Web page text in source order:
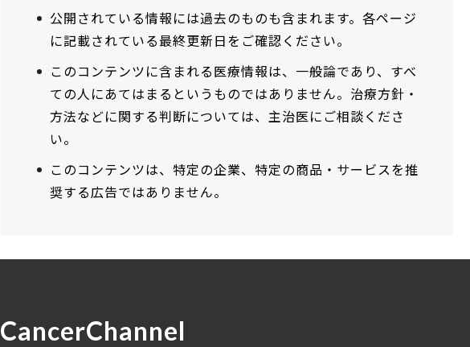
公開されている情報には過去のものも含まれます。各ページ
に記載されている最終更新日をご確認ください。
このコンテンツに含まれる医療情報は、一般論であり、すべ
ての人にあてはまるというものではありません。治療方針・
方法などに関する判断については、主治医にご相談くださ
い。
このコンテンツは、特定の企業、特定の商品・サービスを推
奨する広告ではありません。
CancerChannel